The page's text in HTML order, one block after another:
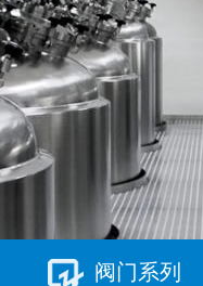
阀门系列